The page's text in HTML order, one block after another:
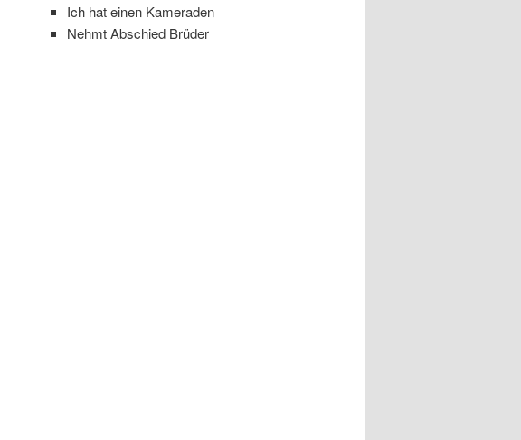
Ich hat einen Kameraden
Nehmt Abschied Brüder